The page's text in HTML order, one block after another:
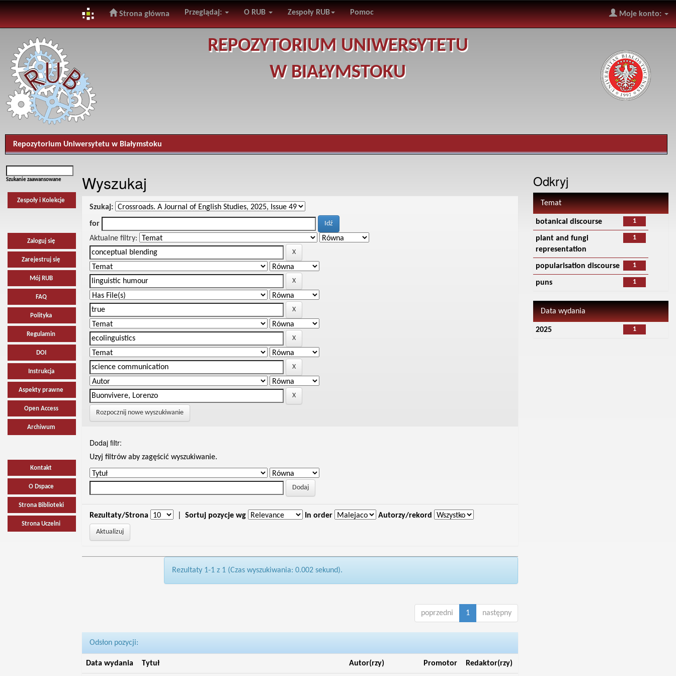
navigation
Strona główna Przeglądaj: O RUB Zespoły RUB Pomoc Moje konto:
REPOZYTORIUM UNIWERSYTETU
W BIAŁYMSTOKU
Repozytorium Uniwersytetu w Białymstoku
Szukanie zaawansowane
Zespoły i Kolekcje
Zaloguj się
Zarejestruj się
Mój RUB
FAQ
Polityka
Regulamin
DOI
Instrukcja
Aspekty prawne
Open Access
Archiwum
Kontakt
O Dspace
Strona Biblioteki
Strona Uczelni
Wyszukaj
Szukaj:
for
Aktualne filtry:
Rozpocznij nowe wyszukiwanie
Dodaj filtr:
Uzyj filtrów aby zagęścić wyszukiwanie.
Rezultaty/Strona Sortuj pozycje wg In order Autorzy/rekord
Rezultaty 1-1 z 1 (Czas wyszukiwania: 0.002 sekund).
poprzedni 1 następny
Odsłon pozycji:
Data wydania Tytuł Autor(rzy) Promotor Redaktor(rzy)
Odkryj
Temat
1
botanical discourse
1
plant and fungi
representation
1
popularisation discourse
1
puns
Data wydania
1
2025